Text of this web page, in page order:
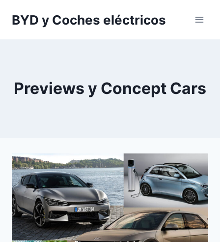
BYD y Coches eléctricos
Previews y Concept Cars